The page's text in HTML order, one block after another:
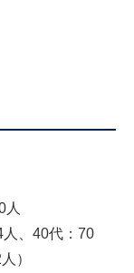
人
人、40代：70
）